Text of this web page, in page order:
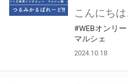
#WEBオンリー
マルシェ
2024.10.18